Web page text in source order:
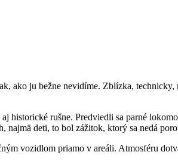
ako ju bežne nevidíme. Zblízka,
historické rušne. Predviedli sa parné
deti, to bol zážitok, ktorý sa nedá
vozidlom priamo v areáli. Atmosféru